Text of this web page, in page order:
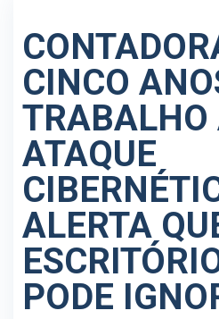
CINCO
TRABALHO
ATAQUE
ALERTA
PODE